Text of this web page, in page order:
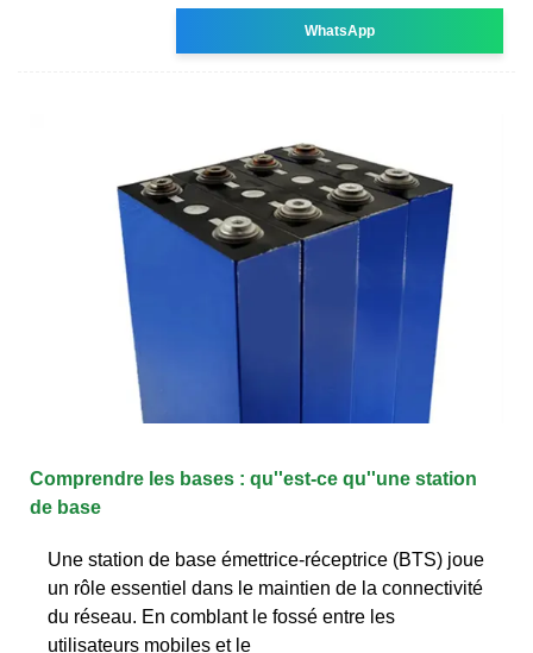
WhatsApp
Comprendre les bases : qu''est-ce qu''une station
de base
Une station de base émettrice-réceptrice (BTS) joue
un rôle essentiel dans le maintien de la connectivité
du réseau. En comblant le fossé entre les
utilisateurs mobiles et le